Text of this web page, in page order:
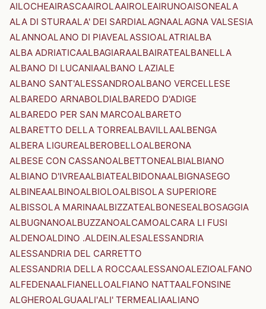
AILOCHEAIRASCAAIROLAAIROLEAIRUNOAISONEALA
ALA DI STURAALA' DEI SARDIALAGNAALAGNA VALSESIA
ALANNOALANO DI PIAVEALASSIOALATRIALBA
ALBA ADRIATICAALBAGIARAALBAIRATEALBANELLA
ALBANO DI LUCANIAALBANO LAZIALE
ALBANO SANT'ALESSANDROALBANO VERCELLESE
ALBAREDO ARNABOLDIALBAREDO D'ADIGE
ALBAREDO PER SAN MARCOALBARETO
ALBARETTO DELLA TORREALBAVILLAALBENGA
ALBERA LIGUREALBEROBELLOALBERONA
ALBESE CON CASSANOALBETTONEALBIALBIANO
ALBIANO D'IVREAALBIATEALBIDONAALBIGNASEGO
ALBINEAALBINOALBIOLOALBISOLA SUPERIORE
ALBISSOLA MARINAALBIZZATEALBONESEALBOSAGGIA
ALBUGNANOALBUZZANOALCAMOALCARA LI FUSI
ALDENOALDINO .ALDEIN.ALESALESSANDRIA
ALESSANDRIA DEL CARRETTO
ALESSANDRIA DELLA ROCCAALESSANOALEZIOALFANO
ALFEDENAALFIANELLOALFIANO NATTAALFONSINE
ALGHEROALGUAALI'ALI' TERMEALIAALIANO